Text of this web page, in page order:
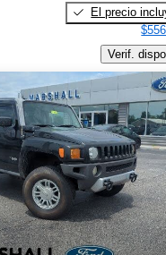
El precio
Verif.